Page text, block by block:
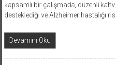
kapsamlı bir çalışmada, düzenli
desteklediği ve Alzheimer hastalığı
Devamını Oku